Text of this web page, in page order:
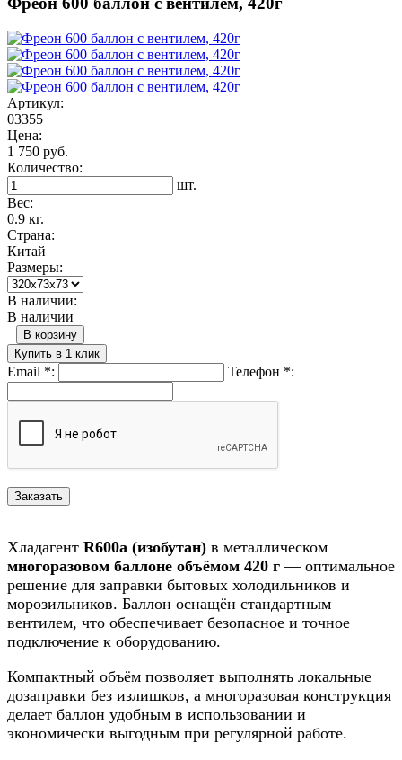
Артикул:
03355
Цена:
1 750 руб.
Количество:
шт.
Вес:
0.9 кг.
Страна:
Китай
Размеры:
В наличии:
В наличии
В корзину
Купить в 1 клик
Email *: Телефон *:
Хладагент R600a (изобутан) в металлическом
многоразовом баллоне объёмом 420 г — оптимальное
решение для заправки бытовых холодильников и
морозильников. Баллон оснащён стандартным
вентилем, что обеспечивает безопасное и точное
подключение к оборудованию.
Компактный объём позволяет выполнять локальные
дозаправки без излишков, а многоразовая конструкция
делает баллон удобным в использовании и
экономически выгодным при регулярной работе.